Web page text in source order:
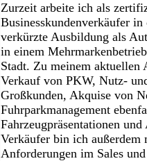
Zurzeit arbeite ich als
Businesskundenverkäufer
verkürzte Ausbildung als
in einem
Stadt. Zu meinem aktuellen
Verkauf von PKW, Nutz-
Großkunden, Akquise von
Fuhrparkmanagement
Fahrzeugpräsentationen
Verkäufer bin ich außerdem
Anforderungen im Sales